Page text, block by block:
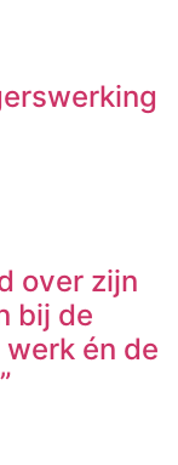
over zijn
bij de
én de